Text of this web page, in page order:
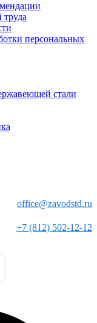
персональных
стали
office@zavodstd.ru
+7 (812) 502-12-12